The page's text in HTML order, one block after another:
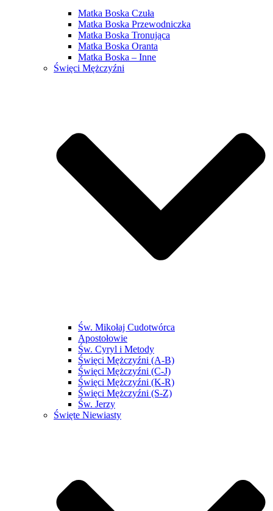
Matka Boska Czuła
Matka Boska Przewodniczka
Matka Boska Tronująca
Matka Boska Oranta
Matka Boska – Inne
Święci Mężczyźni
Św. Mikołaj Cudotwórca
Apostołowie
Św. Cyryl i Metody
Święci Mężczyźni (A-B)
Święci Mężczyźni (C-J)
Święci Mężczyźni (K-R)
Święci Mężczyźni (S-Z)
Św. Jerzy
Święte Niewiasty